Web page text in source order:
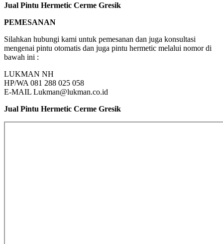
Jual Pintu Hermetic Cerme Gresik
PEMESANAN
Silahkan hubungi kami untuk pemesanan dan juga konsultasi
mengenai pintu otomatis dan juga pintu hermetic melalui nomor di
bawah ini :
LUKMAN NH
HP/WA 081 288 025 058
E-MAIL Lukman@lukman.co.id
Jual Pintu Hermetic Cerme Gresik